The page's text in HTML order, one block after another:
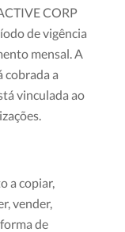
CORP
de vigência
mensal. A
cobrada a
vinculada ao
a copiar,
vender,
de